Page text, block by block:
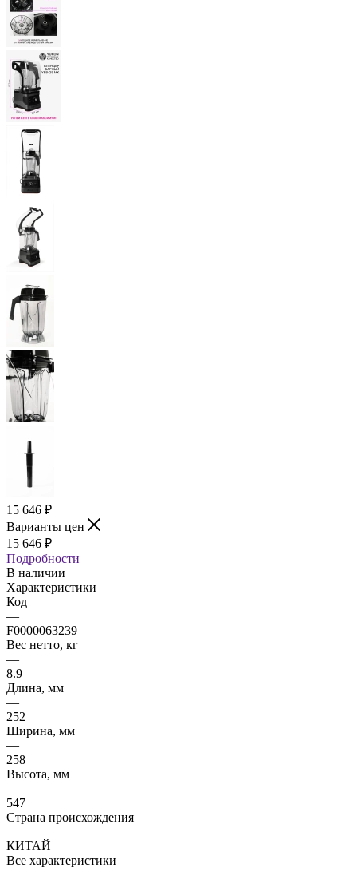
15 646 ₽
Варианты цен
15 646 ₽
Подробности
В наличии
Характеристики
Код
—
F0000063239
Вес нетто, кг
—
8.9
Длина, мм
—
252
Ширина, мм
—
258
Высота, мм
—
547
Страна происхождения
—
КИТАЙ
Все характеристики